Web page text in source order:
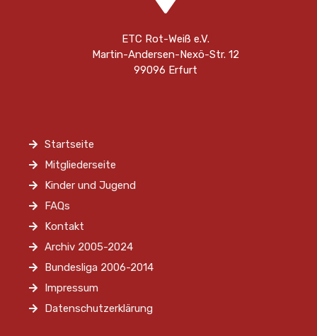
ETC Rot-Weiß e.V.
Martin-Andersen-Nexö-Str. 12
99096 Erfurt
Startseite
Mitgliederseite
Kinder und Jugend
FAQs
Kontakt
Archiv 2005-2024
Bundesliga 2006-2014
Impressum
Datenschutzerklärung